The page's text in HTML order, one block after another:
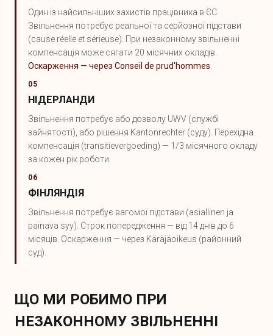
Один із найсильніших захистів працівника в ЄС.
Звільнення потребує реальної та серйозної підстави
(cause réelle et sérieuse). При незаконному звільненні
компенсація може сягати 20 місячних окладів.
Оскарження — через Conseil de prud'hommes.
05
НІДЕРЛАНДИ
Звільнення потребує або дозволу UWV (службі
зайнятості), або рішення Kantonrechter (суду). Перехідна
компенсація (transitievergoeding) — 1/3 місячного окладу
за кожен рік роботи.
06
ФІНЛЯНДІЯ
Звільнення потребує вагомої підстави (asiallinen ja
painava syy). Строк попередження — від 14 днів до 6
місяців. Оскарження — через Käräjäoikeus (районний
суд).
ЩО МИ РОБИМО ПРИ
НЕЗАКОННОМУ ЗВІЛЬНЕННІ